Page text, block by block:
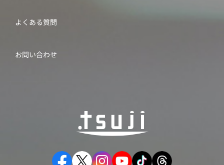
よくある質問
お問い合わせ